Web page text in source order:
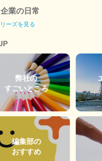
業の日常
ーズを見る
弊社の
すごいところ
編集部の
おすすめ